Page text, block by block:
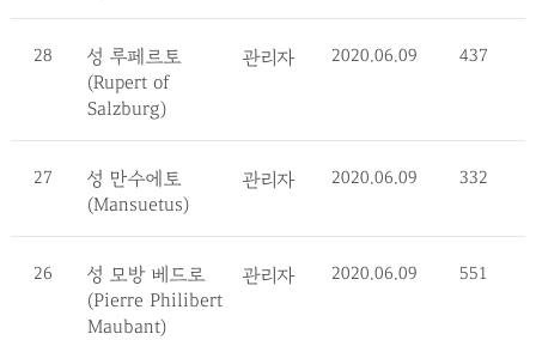
28
성 루페르토
(Rupert of
Salzburg)
관리자 2020.06.09 437
27
성 만수에토
(Mansuetus)
관리자 2020.06.09 332
26
성 모방 베드로
(Pierre Philibert
Maubant)
관리자 2020.06.09 551